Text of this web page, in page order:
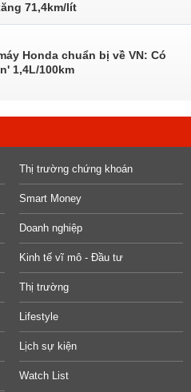
71,4km/lít
Honda chuẩn bị về VN: Có
1,4L/100km
Thị trường chứng khoán
Smart Money
Doanh nghiệp
Kinh tế vĩ mô - Đầu tư
Thị trường
Lifestyle
Lịch sự kiện
Watch List